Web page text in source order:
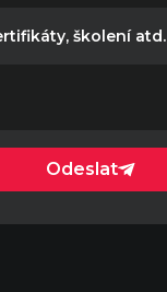
školení atd.
Odeslat